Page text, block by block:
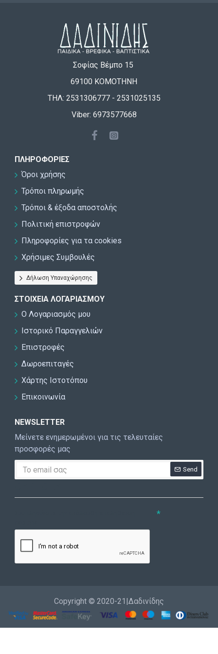
Σοφίας Βέμπο 15
69100 ΚΟΜΟΤΗΝΗ
ΤΗΛ: 2531306777 - 2531025135
Viber: 6973577668
ΠΛΗΡΟΦΟΡΊΕΣ
Όροι χρήσης
Τρόποι πληρωμής
Τρόποι & έξοδα αποστολής
Πολιτική επιστροφών
Πληροφορίες για τα cookies
Χρήσιμες Συμβουλές
Δήλωση Υπαναχώρησης
ΣΤΟΙΧΕΊΑ ΛΟΓΑΡΙΑΣΜΟΎ
Ο Λογαριασμός μου
Ιστορικό Παραγγελιών
Επιστροφές
Δωροεπιταγές
Χάρτης Ιστοτόπου
Επικοινωνία
NEWSLETTER
Μείνετε ενημερωμένοι για τις τελευταίες
προσφορές μας
Send
Copyright © 2020-21|Δαδινίδης
Σύνδεση Εγγραφή Επικοινωνία Καλέστε μας